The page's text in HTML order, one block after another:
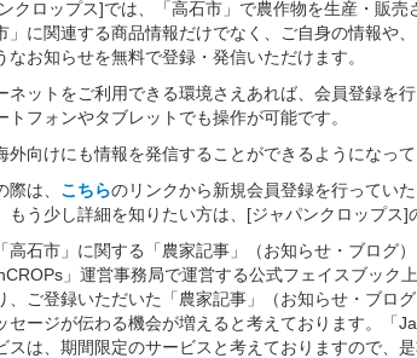
クロップス]では、「高石市」で農作物を生産・販
」に関連する商品情報だけでなく、ご自身の情報や
なお知らせを無料で登録・発信いただけます。
ネットをご利用できる環境さえあれば、会員登録を
トフォンやタブレットでも操作が可能です。
外向けにも情報を発信することができるようになって
際は、 こちらのリンクから新規会員登録を行ってい
もう少し詳細を知りたい方は、[ジャパンクロップス]
高石市」に関する「農家記事」（お知らせ・ブログ
」運営事務局で運営する公式フェイスブック
、ご登録いただいた「農家記事」（お知らせ・ブロ
セージが伝わる機会が増えると考えております。「
スは、期間限定のサービスと考えておりますので、